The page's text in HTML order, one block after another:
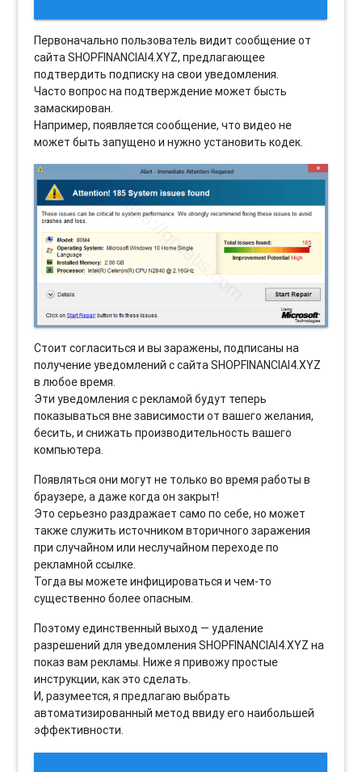
Первоначально пользователь видит сообщение от
сайта SHOPFINANCIAI4.XYZ, предлагающее
подтвердить подписку на свои уведомления.
Часто вопрос на подтверждение может бысть
замаскирован.
Например, появляется сообщение, что видео не
может быть запущено и нужно установить кодек.
Стоит согласиться и вы заражены, подписаны на
получение уведомлений с сайта SHOPFINANCIAI4.XYZ
в любое время.
Эти уведомления с рекламой будут теперь
показываться вне зависимости от вашего желания,
бесить, и снижать производительность вашего
компьютера.
Появляться они могут не только во время работы в
браузере, а даже когда он закрыт!
Это серьезно раздражает само по себе, но может
также служить источником вторичного заражения
при случайном или неслучайном переходе по
рекламной ссылке.
Тогда вы можете инфицироваться и чем-то
существенно более опасным.
Поэтому единственный выход — удаление
разрешений для уведомления SHOPFINANCIAI4.XYZ на
показ вам рекламы. Ниже я привожу простые
инструкции, как это сделать.
И, разумеется, я предлагаю выбрать
автоматизированный метод ввиду его наибольшей
эффективности.